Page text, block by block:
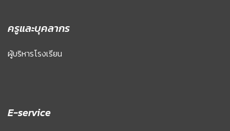
ครูและบุคลากร
ผู้บริหารโรงเรียน
E-service